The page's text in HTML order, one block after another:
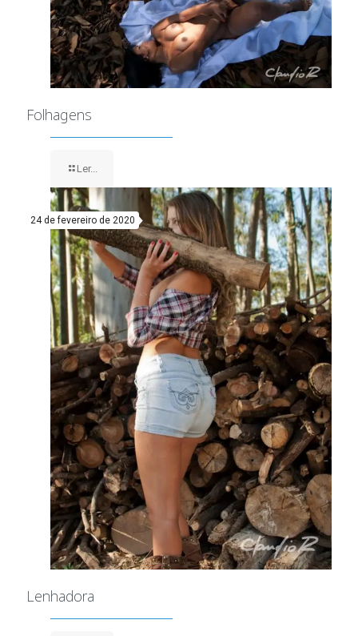
Folhagens
Ler...
24 de fevereiro de 2020
Lenhadora